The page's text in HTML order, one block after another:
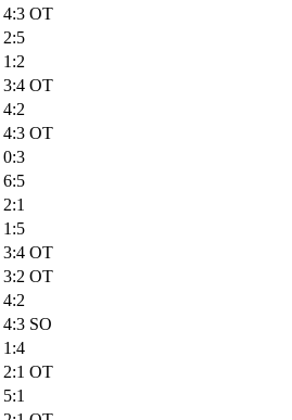
4:3 OT
2:5
1:2
3:4 OT
4:2
4:3 OT
0:3
6:5
2:1
1:5
3:4 OT
3:2 OT
4:2
4:3 SO
1:4
2:1 OT
5:1